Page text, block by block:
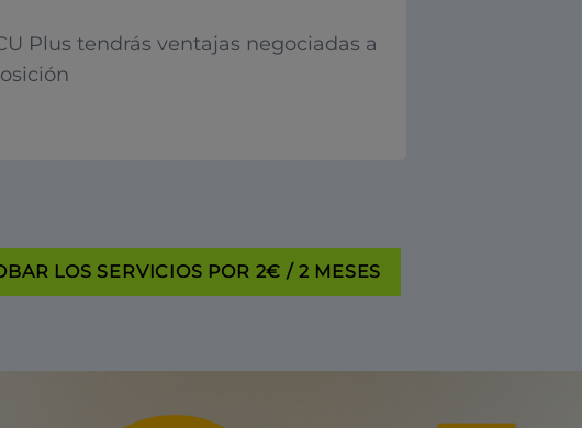
Plus tendrás ventajas negociadas a
LOS SERVICIOS POR 2€ / 2 MESES